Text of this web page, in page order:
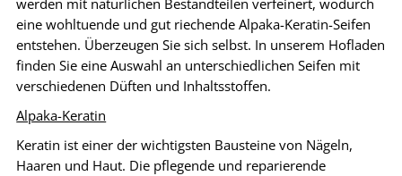
werden mit natürlichen Bestandteilen verfeinert, wodurch
eine wohltuende und gut riechende Alpaka-Keratin-Seifen
entstehen. Überzeugen Sie sich selbst. In unserem Hofladen
finden Sie eine Auswahl an unterschiedlichen Seifen mit
verschiedenen Düften und Inhaltsstoffen.
Alpaka-Keratin
Keratin ist einer der wichtigsten Bausteine von Nägeln,
Haaren und Haut. Die pflegende und reparierende